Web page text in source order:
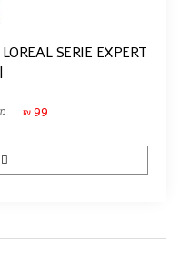
| 190 מ"ל
₪ 99